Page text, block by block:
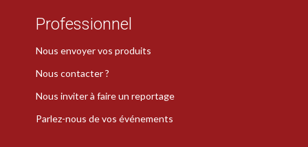
Professionnel
Nous envoyer vos produits
Nous contacter ?
Nous inviter à faire un reportage
Parlez-nous de vos événements